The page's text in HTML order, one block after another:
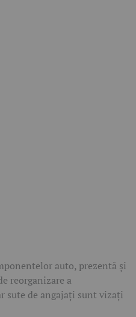
auto, prezentă și
reorganizare a
sute de angajați sunt vizați